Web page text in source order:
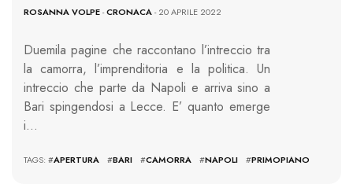
ROSANNA VOLPE-CRONACA- 20 APRILE 2022
Duemila pagine che raccontano l’intreccio tra
la camorra, l’imprenditoria e la politica. Un
intreccio che parte da Napoli e arriva sino a
Bari spingendosi a Lecce. E’ quanto emerge
i…
TAGS: #APERTURA #BARI #CAMORRA #NAPOLI #PRIMOPIANO